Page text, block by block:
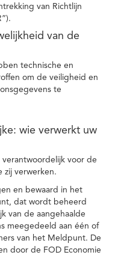
van Richtlijn
van de
technische en
om de veiligheid en
te
wie verwerkt uw
voor de
zij verwerken.
en bewaard in het
dat wordt beheerd
van de aangehaalde
meegedeeld aan één of
van het Meldpunt. De
door de FOD Economie